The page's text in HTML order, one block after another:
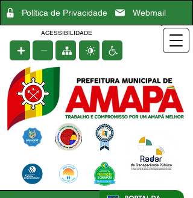
Política de Privacidade Webmail
ACESSIBILIDADE